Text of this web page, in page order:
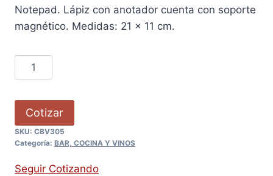
Notepad. Lápiz con anotador cuenta con soporte
magnético. Medidas: 21 x 11 cm.
Cotizar
SKU: CBV305
Categoría: BAR, COCINA Y VINOS
Seguir Cotizando